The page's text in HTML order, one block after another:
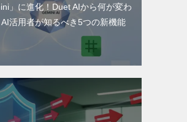
」に進化！Duet AIから何が変わ
AI活用者が知るべき5つの新機能